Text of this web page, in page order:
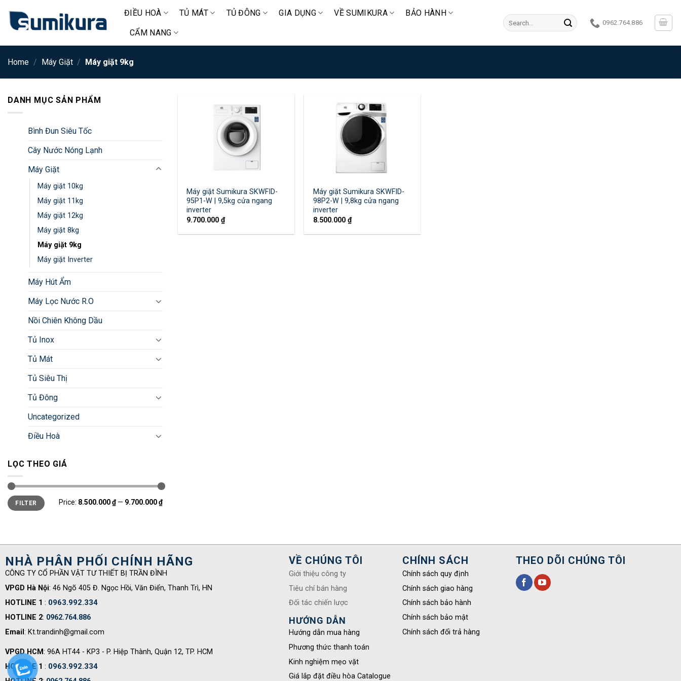
đến
dung
ĐIỀU HOÀ TỦ MÁT TỦ ĐÔNG GIA DỤNG VỀ SUMIKURA BẢO HÀNH
CẨM NANG
Search
for:
0962.764.886
Home / Máy Giặt / Máy giặt 9kg
DANH MỤC SẢN PHẨM
Bình Đun Siêu Tốc
Cây Nước Nóng Lạnh
Máy Giặt
Máy giặt 10kg
Máy giặt 11kg
Máy giặt 12kg
Máy giặt 8kg
Máy giặt 9kg
Máy giặt Inverter
Máy Hút Ẩm
Máy Lọc Nước R.O
Nồi Chiên Không Dầu
Tủ Inox
Tủ Mát
Tủ Siêu Thị
Tủ Đông
Uncategorized
Điều Hoà
LỌC THEO GIÁ
Min
price
Max
priceFILTER Price: 8.500.000 ₫— 9.700.000 ₫
Máy giặt Sumikura SKWFID-
95P1-W | 9,5kg cửa ngang
inverter
9.700.000₫
Máy giặt Sumikura SKWFID-
98P2-W | 9,8kg cửa ngang
inverter
8.500.000 ₫
NHÀ PHÂN PHỐI CHÍNH HÃNG
CÔNG TY CỔ PHẦN VẬT TƯ THIẾT BỊ TRẦN ĐÌNH
VPGD Hà Nội: 46 Ngõ 405 Đ. Ngọc Hồi, Văn Điển, Thanh Trì, HN
HOTLINE 1 : 0963.992.334
HOTLINE 2: 0962.764.886
Email : Kt.trandinh@gmail.com
VPGD HCM: 96A HT44 - KP3 - P. Hiệp Thành, Quận 12, TP. HCM
HOTLINE 1 : 0963.992.334
VỀ CHÚNG TÔI
Giới thiệu công ty
Tiêu chí bán hàng
Đối tác chiến lược
HƯỚNG DẪN
Hướng dẫn mua hàng
Phương thức thanh toán
Kinh nghiệm mẹo vặt
Giá lắp đặt điều hòa Catalogue
CHÍNH SÁCH
Chính sách quy định
Chính sách giao hàng
Chính sách bảo hành
Chính sách bảo mật
Chính sách đổi trả hàng
THEO DÕI CHÚNG TÔI